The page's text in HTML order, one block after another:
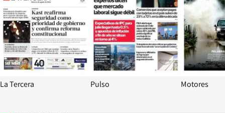
La Tercera Pulso Motores